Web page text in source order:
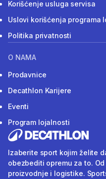
Korišćenje usluga servisa
Uslovi korišćenja programa
Politika privatnosti
O NAMA
Prodavnice
Decathlon Karijere
Eventi
Program lojalnosti
Izaberite sport kojim želite
obezbediti opremu za to.
proizvodnje i logistike.